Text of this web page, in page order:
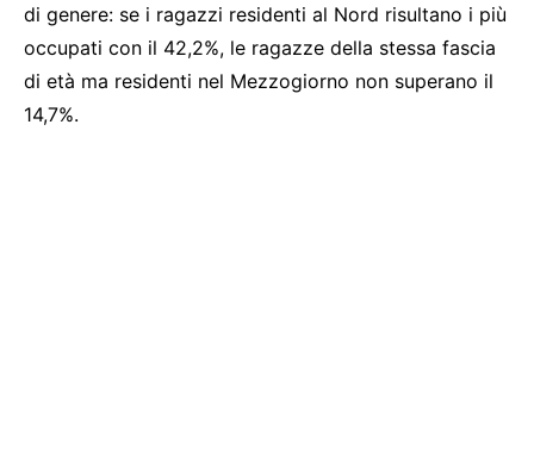
di genere: se i ragazzi residenti al Nord risultano i più
occupati con il 42,2%, le ragazze della stessa fascia
di età ma residenti nel Mezzogiorno non superano il
14,7%.